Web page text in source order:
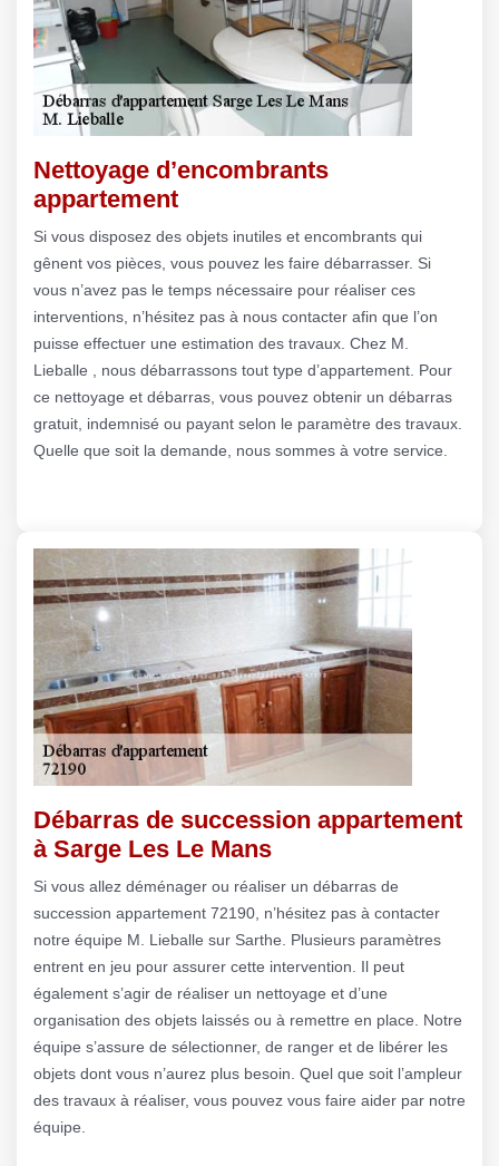
Nettoyage d’encombrants
appartement
Si vous disposez des objets inutiles et encombrants qui
gênent vos pièces, vous pouvez les faire débarrasser. Si
vous n’avez pas le temps nécessaire pour réaliser ces
interventions, n’hésitez pas à nous contacter afin que l’on
puisse effectuer une estimation des travaux. Chez M.
Lieballe , nous débarrassons tout type d’appartement. Pour
ce nettoyage et débarras, vous pouvez obtenir un débarras
gratuit, indemnisé ou payant selon le paramètre des travaux.
Quelle que soit la demande, nous sommes à votre service.
Débarras de succession appartement
à Sarge Les Le Mans
Si vous allez déménager ou réaliser un débarras de
succession appartement 72190, n’hésitez pas à contacter
notre équipe M. Lieballe sur Sarthe. Plusieurs paramètres
entrent en jeu pour assurer cette intervention. Il peut
également s’agir de réaliser un nettoyage et d’une
organisation des objets laissés ou à remettre en place. Notre
équipe s’assure de sélectionner, de ranger et de libérer les
objets dont vous n’aurez plus besoin. Quel que soit l’ampleur
des travaux à réaliser, vous pouvez vous faire aider par notre
équipe.